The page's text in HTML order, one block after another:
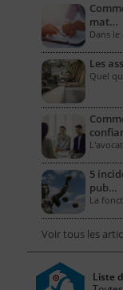
mat…
Dans
Les
Quel
5
pub…
La
Voir tous les
Liste